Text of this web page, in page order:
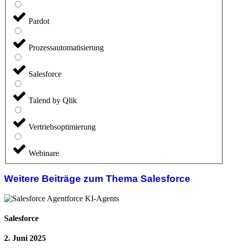
Pardot
Prozessautomatisierung
Salesforce
Talend by Qlik
Vertriebsoptimierung
Webinare
Weitere Beiträge zum Thema Salesforce
Salesforce
2. Juni 2025